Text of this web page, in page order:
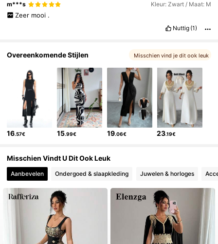
m***s Kleur: Zwart / Maat: M
Zeer mooi .
Nuttig (1)
Overeenkomende Stijlen Misschien vind je dit ook leuk
16.57€ 15.99€ 19.06€ 23.19€
Misschien Vindt U Dit Ook Leuk
Aanbevelen Ondergoed & slaapkleding Juwelen & horloges